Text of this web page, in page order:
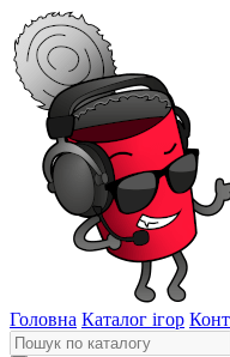
Головна Каталог ігор